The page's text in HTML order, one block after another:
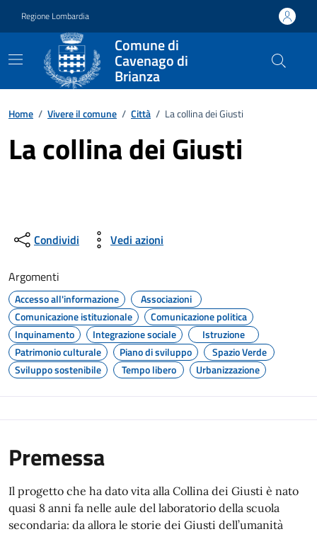
Regione Lombardia
Comune di
Cavenago di
Brianza
Home / Vivere il comune / Città / La collina dei Giusti
La collina dei Giusti
Condividi Vedi azioni
Argomenti
Accesso all'informazione
Associazioni
Comunicazione istituzionale
Comunicazione politica
Inquinamento
Integrazione sociale
Istruzione
Patrimonio culturale
Piano di sviluppo
Spazio Verde
Sviluppo sostenibile
Tempo libero Urbanizzazione
Premessa
Il progetto che ha dato vita alla Collina dei Giusti è nato
quasi 8 anni fa nelle aule del laboratorio della scuola
secondaria: da allora le storie dei Giusti dell’umanità